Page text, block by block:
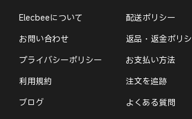
Elecbeeについて
お問い合わせ
プライバシーポリシー
利用規約
ブログ
配送ポリシー
返品・返金ポリ
お支払い方法
注文を追跡
よくある質問